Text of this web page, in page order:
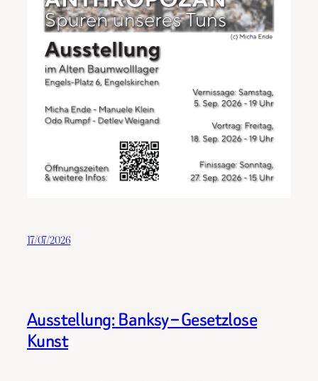
17/07/2026
Ausstellung: Banksy – Gesetzlose
Kunst